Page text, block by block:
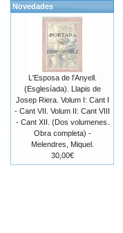
Novedades
L'Esposa de l'Anyell.
(Esglesíada). Llapis de
Josep Riera. Volum I: Cant I
- Cant VII. Volum II: Cant VIII
- Cant XII. (Dos volumenes.
Obra completa) -
Melendres, Miquel.
30,00€